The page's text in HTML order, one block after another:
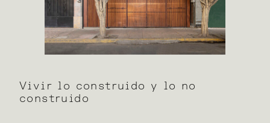
Vivir lo construido y lo no
construido